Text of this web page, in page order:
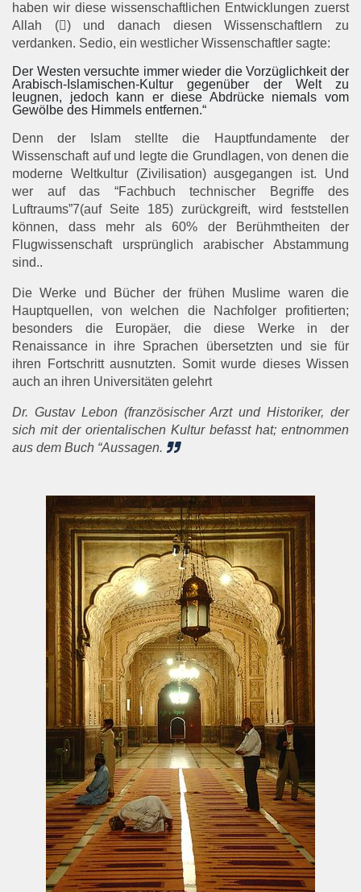
haben wir diese wissenschaftlichen Entwicklungen zuerst
Allah () und danach diesen Wissenschaftlern zu
verdanken. Sedio, ein westlicher Wissenschaftler sagte:
Der Westen versuchte immer wieder die Vorzüglichkeit der
Arabisch-Islamischen-Kultur gegenüber der Welt zu
leugnen, jedoch kann er diese Abdrücke niemals vom
Gewölbe des Himmels entfernen.“
Denn der Islam stellte die Hauptfundamente der
Wissenschaft auf und legte die Grundlagen, von denen die
moderne Weltkultur (Zivilisation) ausgegangen ist. Und
wer auf das “Fachbuch technischer Begriffe des
Luftraums”7(auf Seite 185) zurückgreift, wird feststellen
können, dass mehr als 60% der Berühmtheiten der
Flugwissenschaft ursprünglich arabischer Abstammung
sind..
Die Werke und Bücher der frühen Muslime waren die
Hauptquellen, von welchen die Nachfolger profitierten;
besonders die Europäer, die diese Werke in der
Renaissance in ihre Sprachen übersetzten und sie für
ihren Fortschritt ausnutzten. Somit wurde dieses Wissen
auch an ihren Universitäten gelehrt
Dr. Gustav Lebon (französischer Arzt und Historiker, der
sich mit der orientalischen Kultur befasst hat; entnommen
aus dem Buch “Aussagen.